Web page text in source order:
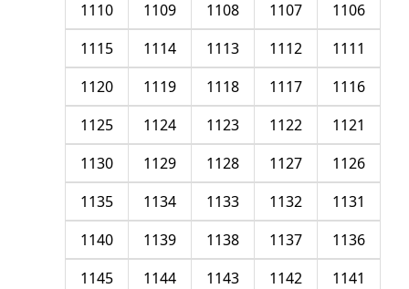
1106
1107
1108
1109
1110
1111
1112
1113
1114
1115
1116
1117
1118
1119
1120
1121
1122
1123
1124
1125
1126
1127
1128
1129
1130
1131
1132
1133
1134
1135
1136
1137
1138
1139
1140
1141
1142
1143
1144
1145